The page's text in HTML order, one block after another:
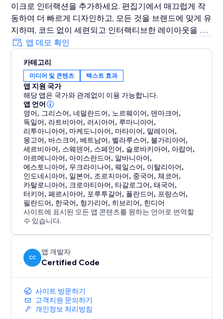
이크로 인터랙션을 추가하세요. 편집기에서 매끄럽게 작
동하여 더 빠르게 디자인하고, 모든 것을 브랜드에 맞게 유
지하며, 코드 없이 세련되고 인터랙티브한 레이아웃을 게
시할 수 있습니다.
앱 데모 확인
카테고리
미디어 및 콘텐츠 텍스트 효과
앱 지원 국가
해당 앱은 국가와 관계없이 이용 가능합니다.
앱 언어
영어, 그리스어, 네덜란드어, 노르웨이어, 덴마크어,
독일어, 라트비아어, 러시아어, 루마니아어,
리투아니아어, 마케도니아어, 마타이어, 말레이어,
몽고어, 바스크어,베트남어, 벨라루스어, 불가리아어,
세르비아어, 스웨덴어, 스페인어, 슬로바키아어, 아랍어,
아르메니아어, 아이스란드어, 알바니아어,
에스토니아어, 우크라이나어,웨일스어, 이탈리아어,
인도네시아어, 일본어, 조르지아어, 중국어, 체코어,
카탈로니아어, 크로아티아어, 타갈로그어,태국어,
터키어,페르시아어, 포루투갈어, 폴란드어, 프랑스어,
필란드어, 한국어, 헝가리어,히브리어, 힌디어
사이트에 표시된 모든 앱 콘텐츠를 원하는 언어로 번역할
수 있습니다.
CC
앱 개발자
Certified Code
사이트 방문하기
고객지원 문의하기
개인정보 처리방침